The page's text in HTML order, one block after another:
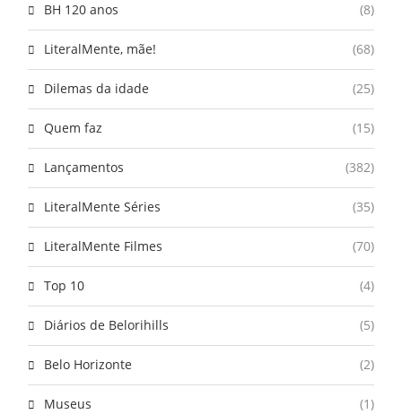
BH 120 anos (8)
LiteralMente, mãe! (68)
Dilemas da idade (25)
Quem faz (15)
Lançamentos (382)
LiteralMente Séries (35)
LiteralMente Filmes (70)
Top 10 (4)
Diários de Belorihills (5)
Belo Horizonte (2)
Museus (1)